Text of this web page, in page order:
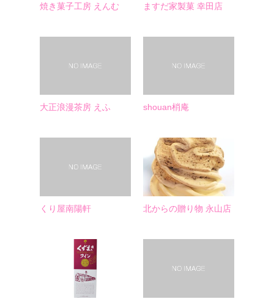
焼き菓子工房 えんむ ますだ家製菓 幸田店
大正浪漫茶房 えふ shouan梢庵
くり屋南陽軒 北からの贈り物 永山店